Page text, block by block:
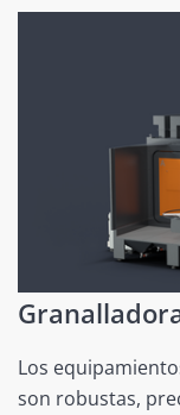
Los
son robustas,